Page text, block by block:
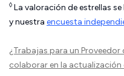
◊ La valoración de estrellas
y nuestra encuesta
¿Trabajas para un Proveedor
colaborar en la actualización